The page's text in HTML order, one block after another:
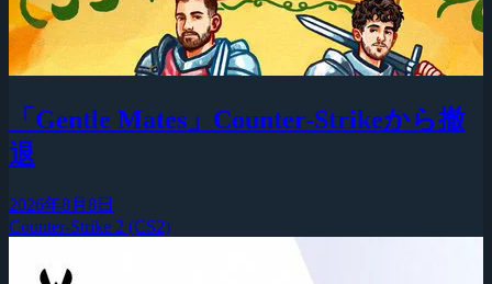
「Gentle Mates」Counter-Strikeから撤
退
2026年8月8日
Counter-Strike 2 (CS2)